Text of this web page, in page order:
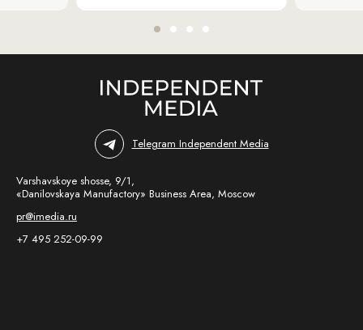
Telegram Independent Media
Varshavskoye shosse, 9/1,
«Danilovskaya Manufactory» Business Area, Moscow
pr@imedia.ru
+7 495 252-09-99